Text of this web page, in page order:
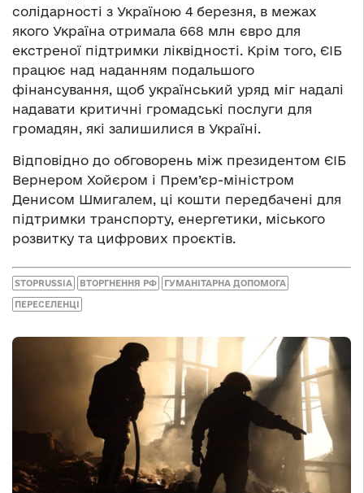
солідарності з Україною 4 березня, в межах
якого Україна отримала 668 млн євро для
екстреної підтримки ліквідності. Крім того, ЄІБ
працює над наданням подальшого
фінансування, щоб український уряд міг надалі
надавати критичні громадські послуги для
громадян, які залишилися в Україні.
Відповідно до обговорень між президентом ЄІБ
Вернером Хойєром і Прем’єр-міністром
Денисом Шмигалем, ці кошти передбачені для
підтримки транспорту, енергетики, міського
розвитку та цифрових проєктів.
STOPRUSSIA ВТОРГНЕННЯ РФ ГУМАНІТАРНА ДОПОМОГА
ПЕРЕСЕЛЕНЦІ